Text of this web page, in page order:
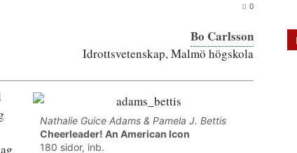
0
Bo Carlsson
Idrottsvetenskap, Malmö högskola
Nathalie Guice Adams & Pamela J. Bettis
Cheerleader! An American Icon
180 sidor, inb.